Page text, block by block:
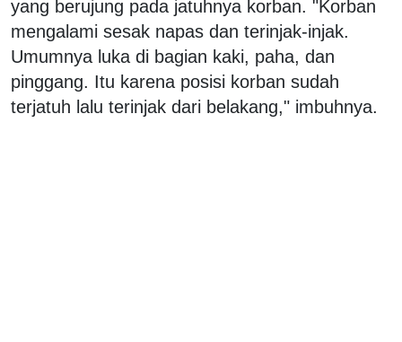
yang berujung pada jatuhnya korban. "Korban
mengalami sesak napas dan terinjak-injak.
Umumnya luka di bagian kaki, paha, dan
pinggang. Itu karena posisi korban sudah
terjatuh lalu terinjak dari belakang," imbuhnya.